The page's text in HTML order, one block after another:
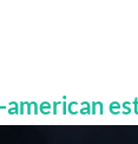
american